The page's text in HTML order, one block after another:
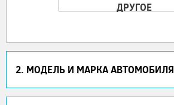
ДРУГОЕ
2. МОДЕЛЬ И МАРКА АВТОМОБИЛЯ